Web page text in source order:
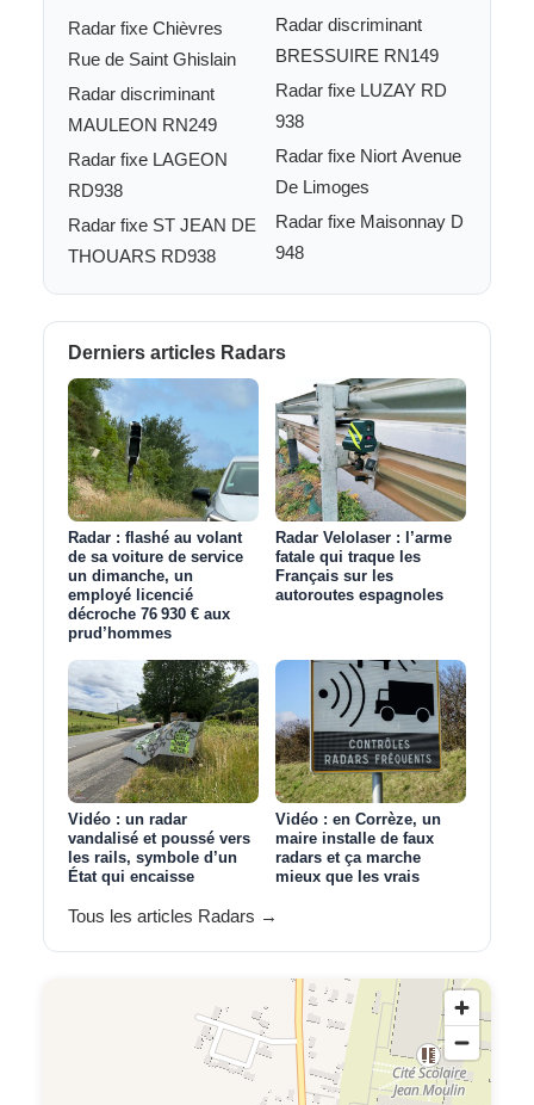
Radar fixe Chièvres
Rue de Saint Ghislain
Radar discriminant
MAULEON RN249
Radar fixe LAGEON
RD938
Radar fixe ST JEAN DE
THOUARS RD938
Radar discriminant
BRESSUIRE RN149
Radar fixe LUZAY RD
938
Radar fixe Niort Avenue
De Limoges
Radar fixe Maisonnay D
948
Derniers articles Radars
Radar : flashé au volant
de sa voiture de service
un dimanche, un
employé licencié
décroche 76 930 € aux
prud’hommes
Radar Velolaser : l’arme
fatale qui traque les
Français sur les
autoroutes espagnoles
Vidéo : un radar
vandalisé et poussé vers
les rails, symbole d’un
État qui encaisse
Vidéo : en Corrèze, un
maire installe de faux
radars et ça marche
mieux que les vrais
Tous les articles Radars →